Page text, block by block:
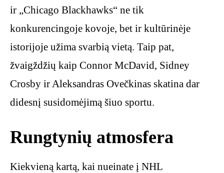
ir „Chicago Blackhawks“ ne tik
konkurencingoje kovoje, bet ir kultūrinėje
istorijoje užima svarbią vietą. Taip pat,
žvaigždžių kaip Connor McDavid, Sidney
Crosby ir Aleksandras Ovečkinas skatina dar
didesnį susidomėjimą šiuo sportu.
Rungtynių atmosfera
Kiekvieną kartą, kai nueinate į NHL